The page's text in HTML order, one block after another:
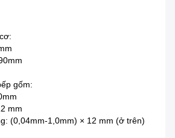
gốm:
mm
(0,04mm-1,0mm) × 12 mm (ở trên)